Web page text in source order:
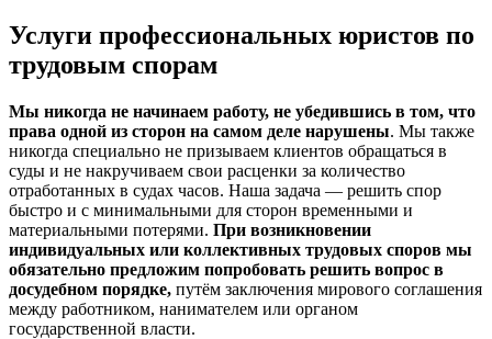
Услуги профессиональных юристов по
трудовым спорам
Мы никогда не начинаем работу, не убедившись в том, что
права одной из сторон на самом деле нарушены. Мы также
никогда специально не призываем клиентов обращаться в
суды и не накручиваем свои расценки за количество
отработанных в судах часов. Наша задача — решить спор
быстро и с минимальными для сторон временными и
материальными потерями. При возникновении
индивидуальных или коллективных трудовых споров мы
обязательно предложим попробовать решить вопрос в
досудебном порядке, путём заключения мирового соглашения
между работником, нанимателем или органом
государственной власти.